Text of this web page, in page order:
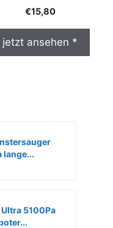
€15,80
jetzt ansehen *
lange...
5100Pa